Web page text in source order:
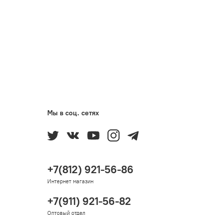
Мы в соц. сетях
+7(812) 921-56-86
Интернет магазин
+7(911) 921-56-82
Оптовый отдел